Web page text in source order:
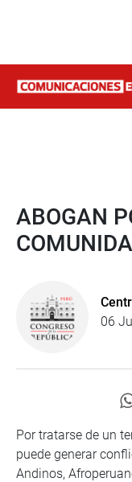
ABOGAN
06
Por tratarse de un
puede generar
Andinos,